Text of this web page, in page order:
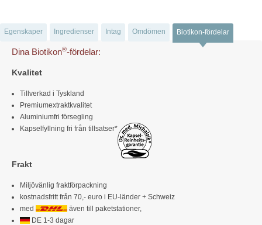
Egenskaper Ingredienser Intag Omdömen Biotikon-fördelar
Dina Biotikon®-fördelar:
Kvalitet
Tillverkad i Tyskland
Premiumextraktkvalitet
Aluminiumfri försegling
Kapselfyllning fri från tillsatser*
Frakt
Miljövänlig fraktförpackning
kostnadsfritt från 70,- euro i EU-länder + Schweiz
med
även till paketstationer,
DE 1-3 dagar